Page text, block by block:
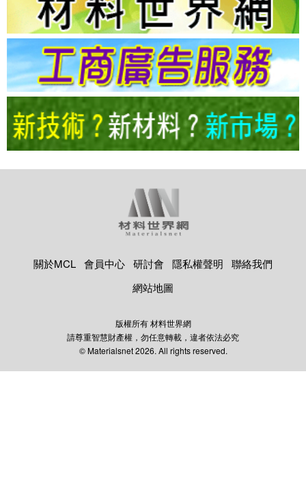
關於MCL 會員中心 研討會 隱私權聲明
聯絡我們
網站地圖
版權所有 材料世界網
請尊重智慧財產權，勿任意轉載，違者依法必究
© Materialsnet 2026. All rights reserved.